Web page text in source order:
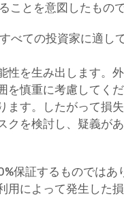
ことを意図したもの
べての投資家に適し
性を生み出します。
慎重に考慮してくだ
ます。したがって損
クを検討し、疑義が
保証するものでは
用によって発生した